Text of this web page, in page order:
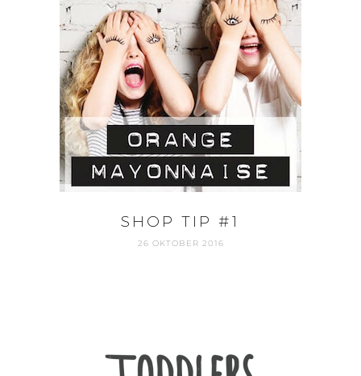
SHOP TIP #1
26 OKTOBER 2016